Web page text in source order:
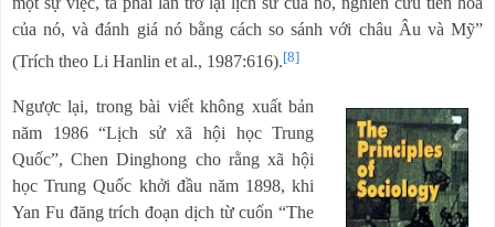
của nó, và đánh giá nó bằng cách so sánh với châu Âu và Mỹ”
(Trích theo Li Hanlin et al., 1987:616).[8]
Ngược lại, trong bài viết không xuất bản
năm 1986 “Lịch sử xã hội học Trung
Quốc”, Chen Dinghong cho rằng xã hội
học Trung Quốc khởi đầu năm 1898, khi
Yan Fu đăng trích đoạn dịch từ cuốn “The